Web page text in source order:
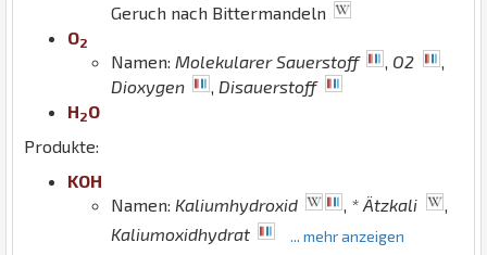
Geruch nach Bittermandeln
O2
Namen: Molekularer Sauerstoff , O2
,
Dioxygen
, Disauerstoff
H2O
Produkte:
KOH
Namen: Kaliumhydroxid , * Ätzkali
,
Kaliumoxidhydrat
... mehr anzeigen